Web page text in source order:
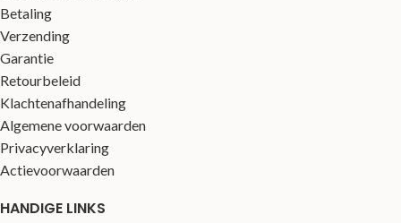
Betaling
Verzending
Garantie
Retourbeleid
Klachtenafhandeling
Algemene voorwaarden
Privacyverklaring
Actievoorwaarden
HANDIGE LINKS